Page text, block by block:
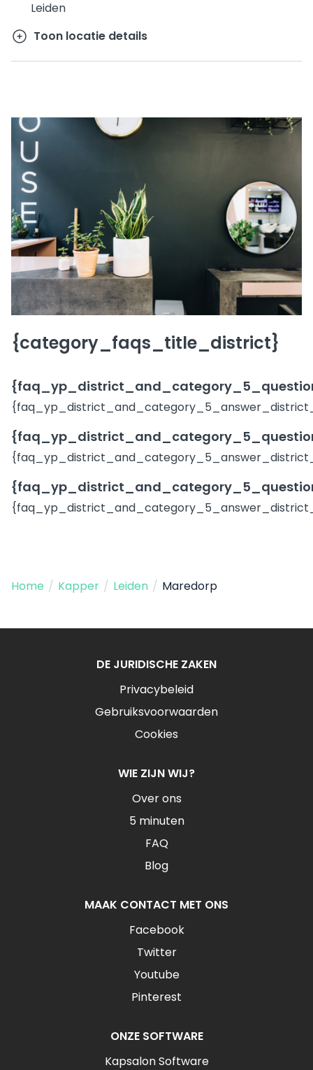
Leiden
Toon locatie details
{category_faqs_title_district}
Home / Kapper / Leiden / Maredorp
DE JURIDISCHE ZAKEN
Privacybeleid
Gebruiksvoorwaarden
Cookies
WIE ZIJN WIJ?
Over ons
5 minuten
FAQ
Blog
MAAK CONTACT MET ONS
Facebook
Twitter
Youtube
Pinterest
ONZE SOFTWARE
Kapsalon Software